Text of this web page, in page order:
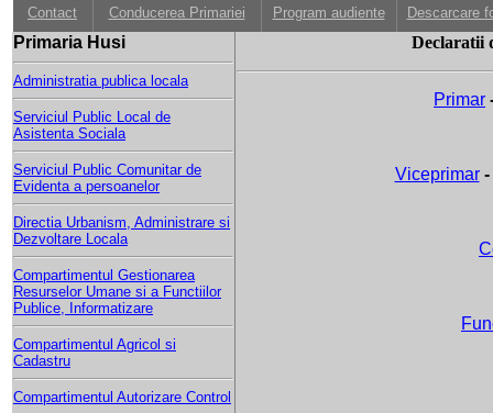
Contact Conducerea Primariei Program audiente Descarcare
Primaria Husi
Administratia publica locala
Serviciul Public Local de
Asistenta Sociala
Serviciul Public Comunitar de
Evidenta a persoanelor
Directia Urbanism, Administrare si
Dezvoltare Locala
Compartimentul Gestionarea
Resurselor Umane si a Functiilor
Publice, Informatizare
Compartimentul Agricol si
Cadastru
Compartimentul Autorizare Control
Declaratii
Primar
Viceprimar-